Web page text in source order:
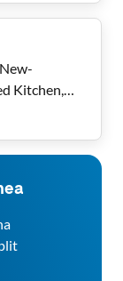
Kitchen,